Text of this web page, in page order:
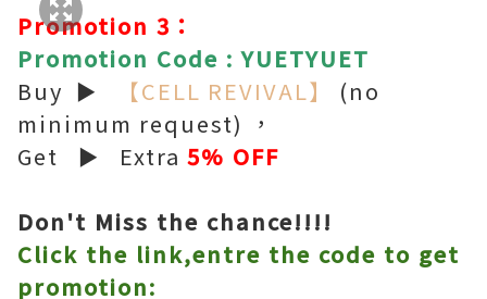
Promotion 3：
Promotion Code :YUETYUET
Buy ►
【CELL REVIVAL】
(no
minimum request) ，
Get ► Extra 5% OFF
Don't Miss the chance!!!!
Click the link,entre the code to get
promotion: